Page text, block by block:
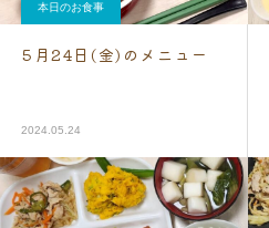
本日のお食事
5月24日(金)のメニュー
2024.05.24